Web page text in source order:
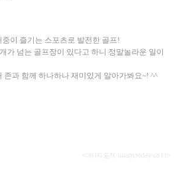
이 즐기는 스포츠로 발전한 골프!
가 넘는 골프장이 있다고 하니 정말놀라운 일이
존과 함께 하나하나 재미있게 알아가봐요~! ^^